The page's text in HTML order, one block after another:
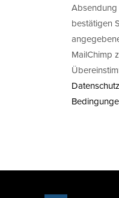
bestätigen
MailChimp